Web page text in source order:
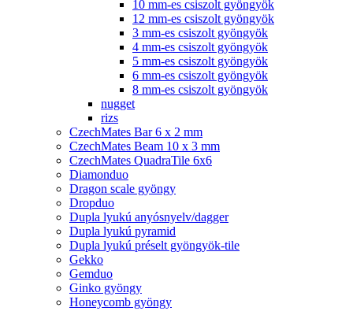
10 mm-es csiszolt gyöngyök
12 mm-es csiszolt gyöngyök
3 mm-es csiszolt gyöngyök
4 mm-es csiszolt gyöngyök
5 mm-es csiszolt gyöngyök
6 mm-es csiszolt gyöngyök
8 mm-es csiszolt gyöngyök
nugget
rizs
CzechMates Bar 6 x 2 mm
CzechMates Beam 10 x 3 mm
CzechMates QuadraTile 6x6
Diamonduo
Dragon scale gyöngy
Dropduo
Dupla lyukú anyósnyelv/dagger
Dupla lyukú pyramid
Dupla lyukú préselt gyöngyök-tile
Gekko
Gemduo
Ginko gyöngy
Honeycomb gyöngy